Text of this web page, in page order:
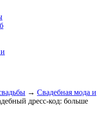
→ Свадебная мода и
дресс-код: больше